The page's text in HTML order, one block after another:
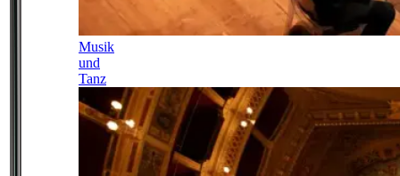
Musik
und
Tanz